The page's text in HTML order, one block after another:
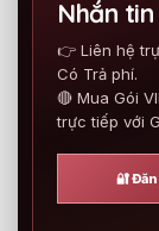
Nhắn tin
👉 Liên hệ
Có Trả phí.
🔴 Mua Gói
trực tiếp với
🔐